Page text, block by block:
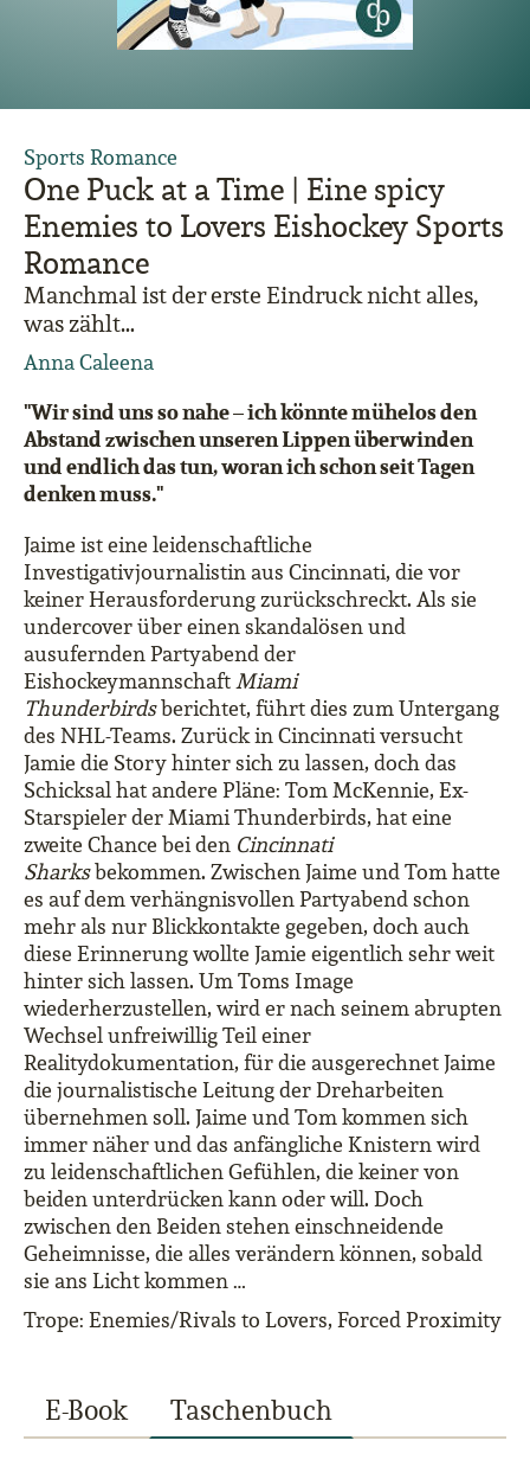
One Puck at a Time | Eine spicy
Enemies to Lovers Eishockey Sports
Romance
Manchmal ist der erste Eindruck nicht alles,
was zählt…
Anna Caleena
Sports Romance
"Wir sind uns so nahe – ich könnte mühelos den
Abstand zwischen unseren Lippen überwinden
und endlich das tun, woran ich schon seit Tagen
denken muss."
Jaime ist eine leidenschaftliche
Investigativjournalistin aus Cincinnati, die vor
keiner Herausforderung zurückschreckt. Als sie
undercover über einen skandalösen und
ausufernden Partyabend der
EishockeymannschaftMiami
Thunderbirdsberichtet, führt dies zum Untergang
des NHL-Teams. Zurück in Cincinnati versucht
Jamie die Story hinter sich zu lassen, doch das
Schicksal hat andere Pläne: Tom McKennie, Ex-
Starspieler der Miami Thunderbirds, hat eine
zweite Chance bei den Cincinnati
Sharksbekommen. Zwischen Jaime und Tom hatte
es auf dem verhängnisvollen Partyabend schon
mehr als nur Blickkontakte gegeben, doch auch
diese Erinnerung wollte Jamie eigentlich sehr weit
hinter sich lassen. Um Toms Image
wiederherzustellen, wird er nach seinem abrupten
Wechsel unfreiwillig Teil einer
Realitydokumentation, für die ausgerechnet Jaime
die journalistische Leitung der Dreharbeiten
übernehmen soll. Jaime und Tom kommen sich
immer näher und das anfängliche Knistern wird
zu leidenschaftlichen Gefühlen, die keiner von
beiden unterdrücken kann oder will. Doch
zwischen den Beiden stehen einschneidende
Geheimnisse, die alles verändern können, sobald
sie ans Licht kommen …
Trope: Enemies/Rivals to Lovers, Forced Proximity
E-Book Taschenbuch